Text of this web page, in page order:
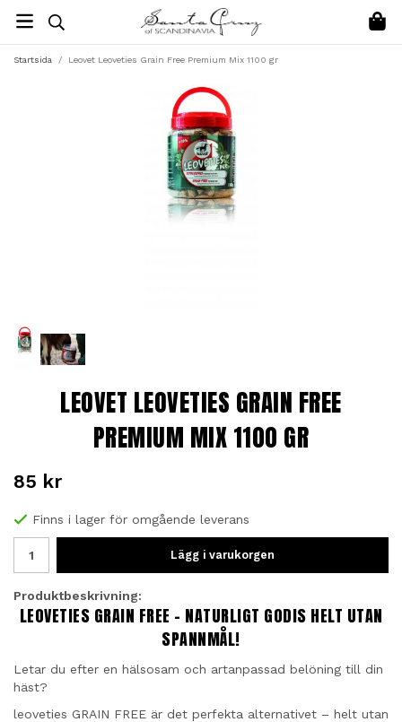
Startsida / Leovet Leoveties Grain Free Premium Mix 1100 gr
LEOVET LEOVETIES GRAIN FREE
PREMIUM MIX 1100 GR
85 kr
Finns i lager för omgående leverans
Lägg i varukorgen
Produktbeskrivning:
LEOVETIES GRAIN FREE – NATURLIGT GODIS HELT UTAN
SPANNMÅL!
Letar du efter en hälsosam och artanpassad belöning till din
häst?
leoveties GRAIN FREE är det perfekta alternativet – helt utan